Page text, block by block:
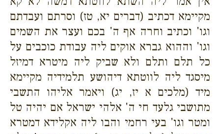
מקיימא דכתיב (דברים יא, טז) וסרתם ועבדתם
וגו' וכתיב וחרה אף ה' בכם ועצר את השמים
וגו' וההוא גברא אוקים ליה עבודת כוכבים על
כל תלם ותלם ולא שביק ליה מיטרא דמיזל
מיסגד ליה לווטתא דיהושע תלמידיה מקיימא
מיד (מלכים א יז, יג) ויאמר אליהו התשבי
מתושבי גלעד חי ה' אלהי ישראל אם יהיה טל
ומטר וגו' בעי רחמי והבו ליה אקלידא דמטרא